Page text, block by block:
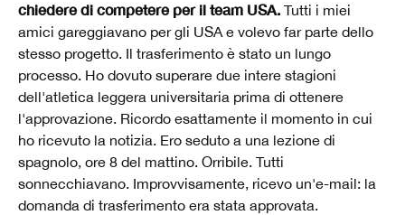
chiedere di competere per il team USA. Tutti i miei
amici gareggiavano per gli USA e volevo far parte dello
stesso progetto. Il trasferimento è stato un lungo
processo. Ho dovuto superare due intere stagioni
dell'atletica leggera universitaria prima di ottenere
l'approvazione. Ricordo esattamente il momento in cui
ho ricevuto la notizia. Ero seduto a una lezione di
spagnolo, ore 8 del mattino. Orribile. Tutti
sonnecchiavano. Improvvisamente, ricevo un'e-mail: la
domanda di trasferimento era stata approvata.